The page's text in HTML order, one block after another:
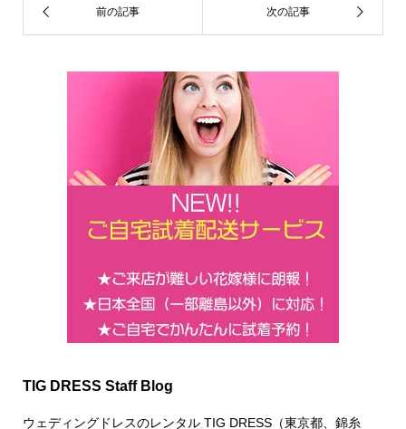
k
TIG DRESS Staff Blog
ウェディングドレスのレンタル TIG DRESS（東京都、錦糸